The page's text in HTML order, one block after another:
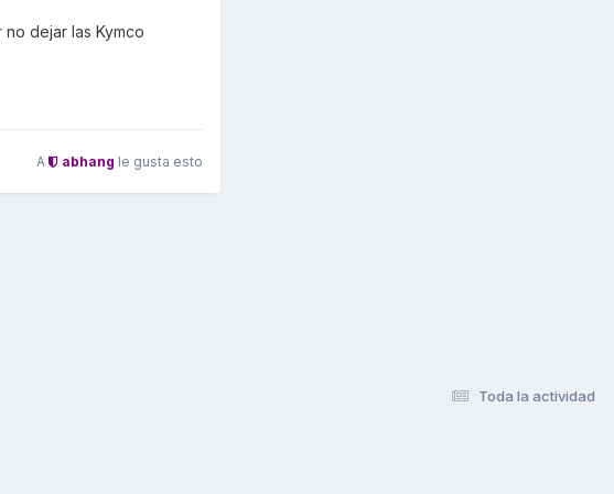
dejar las Kymco
A abhang le gusta esto
Toda la actividad